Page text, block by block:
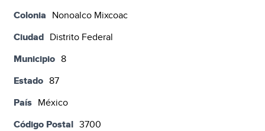
Colonia Nonoalco Mixcoac
Ciudad Distrito Federal
Municipio 8
Estado 87
País México
Código Postal 3700